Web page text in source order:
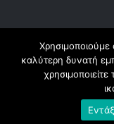
Copyright © 2020
καλύτερη δυνατή